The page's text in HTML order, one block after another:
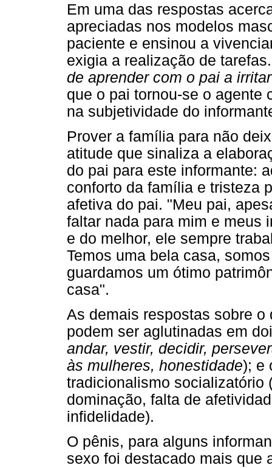
Em uma das respostas
apreciadas nos modelos
paciente e ensinou a
exigia a realização de
de aprender com o pai a
que o pai tornou-se o agente
na subjetividade do
Prover a família para não
atitude que sinaliza a
do pai para este informante:
conforto da família e tristeza
afetiva do pai. "Meu pai,
faltar nada para mim e meus
e do melhor, ele sempre
Temos uma bela casa,
guardamos um ótimo
casa".
As demais respostas sobre
podem ser aglutinadas em
andar, vestir, decidir,
às mulheres, honestidade); e
tradicionalismo socializatório
dominação, falta de
infidelidade).
O pênis, para alguns
sexo foi destacado mais que